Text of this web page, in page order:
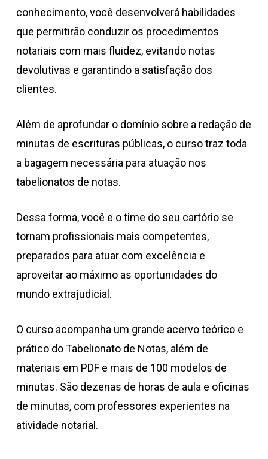
conhecimento, você desenvolverá habilidades
que permitirão conduzir os procedimentos
notariais com mais fluidez, evitando notas
devolutivas e garantindo a satisfação dos
clientes.
Além de aprofundar o domínio sobre a redação de
minutas de escrituras públicas, o curso traz toda
a bagagem necessária para atuação nos
tabelionatos de notas.
Dessa forma, você e o time do seu cartório se
tornam profissionais mais competentes,
preparados para atuar com excelência e
aproveitar ao máximo as oportunidades do
mundo extrajudicial.
O curso acompanha um grande acervo teórico e
prático do Tabelionato de Notas, além de
materiais em PDF e mais de 100 modelos de
minutas. São dezenas de horas de aula e oficinas
de minutas, com professores experientes na
atividade notarial.